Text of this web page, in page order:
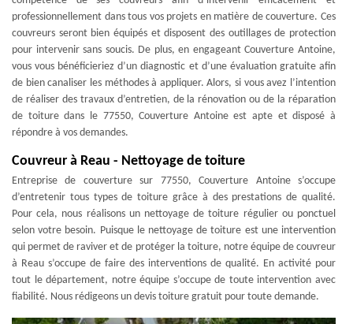
professionnellement dans tous vos projets en matière de couverture. Ces
couvreurs seront bien équipés et disposent des outillages de protection
pour intervenir sans soucis. De plus, en engageant Couverture Antoine,
vous vous bénéficieriez d’un diagnostic et d’une évaluation gratuite afin
de bien canaliser les méthodes à appliquer. Alors, si vous avez l’intention
de réaliser des travaux d’entretien, de la rénovation ou de la réparation
de toiture dans le 77550, Couverture Antoine est apte et disposé à
répondre à vos demandes.
Couvreur à Reau - Nettoyage de toiture
Entreprise de couverture sur 77550, Couverture Antoine s’occupe
d’entretenir tous types de toiture grâce à des prestations de qualité.
Pour cela, nous réalisons un nettoyage de toiture régulier ou ponctuel
selon votre besoin. Puisque le nettoyage de toiture est une intervention
qui permet de raviver et de protéger la toiture, notre équipe de couvreur
à Reau s’occupe de faire des interventions de qualité. En activité pour
tout le département, notre équipe s’occupe de toute intervention avec
fiabilité. Nous rédigeons un devis toiture gratuit pour toute demande.